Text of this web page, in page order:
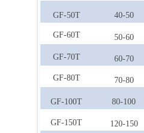
GF-50T 40-50
GF-60T 50-60
GF-70T 60-70
GF-80T 70-80
GF-100T 80-100
GF-150T 120-150